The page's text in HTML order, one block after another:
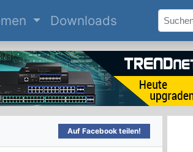
Downloads
Auf Facebook teilen!